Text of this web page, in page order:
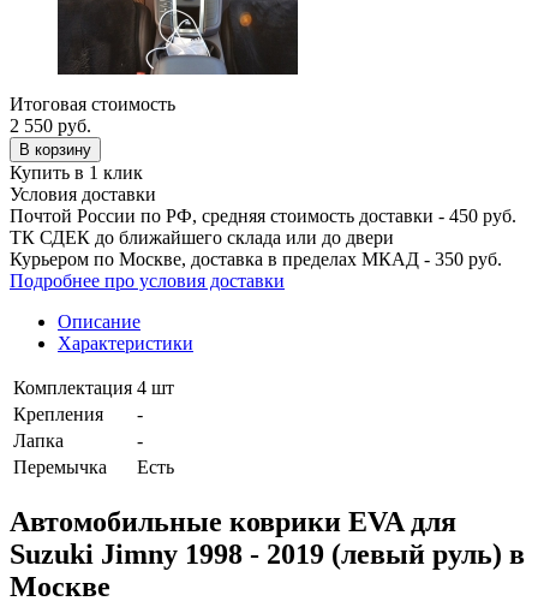
Итоговая стоимость
2 550 руб.
В корзину
Купить в 1 клик
Условия доставки
Почтой России по РФ, средняя стоимость доставки - 450 руб.
ТК СДЕК до ближайшего склада или до двери
Курьером по Москве, доставка в пределах МКАД - 350 руб.
Подробнее про условия доставки
Описание
Характеристики
Комплектация 4 шт
Крепления
-
Лапка
-
Перемычка
Есть
Автомобильные коврики EVA для
Suzuki Jimny 1998 - 2019 (левый руль) в
Москве